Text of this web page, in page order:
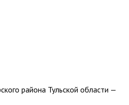
района Тульской области —